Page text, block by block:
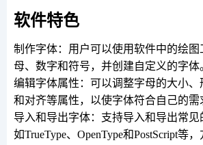
软件特色
制作字体：用户可以使用软件中的绘图
母、数字和符号，并创建自定义的字体
编辑字体属性：可以调整字母的大小、
和对齐等属性，以使字体符合自己的需
导入和导出字体：支持导入和导出常见
如TrueType、OpenType和PostScript等